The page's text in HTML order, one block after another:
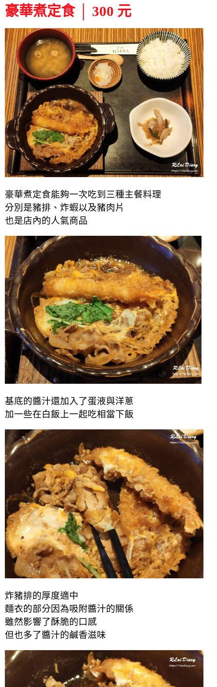
豪華煮定食 │ 300 元
豪華煮定食能夠一次吃到三種主餐料理
分別是豬排、炸蝦以及豬肉片
也是店內的人氣商品
基底的醬汁還加入了蛋液與洋蔥
加一些在白飯上一起吃相當下飯
炸豬排的厚度適中
麵衣的部分因為吸附醬汁的關係
雖然影響了酥脆的口感
但也多了醬汁的鹹香滋味